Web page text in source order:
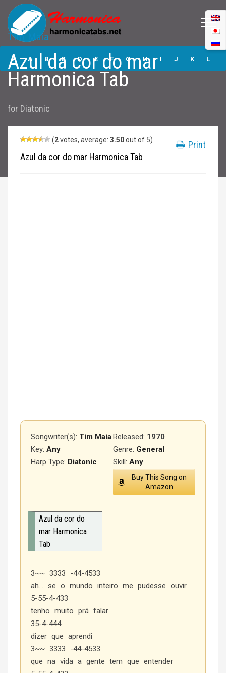
Azul da cor do
mar Harmonica
Tabs
# A B C D E F G H I J K L
M N O P Q S
Z
Tim Maia
Azul da cor do mar
Harmonica Tab
for Diatonic
(2votes, average: 3.50out of 5)
Azul da cor do mar Harmonica Tab
Print
Songwriter(s): Tim MaiaReleased: 1970
Genre: General
Key: Any
Harp Type: Diatonic Skill: Any
Buy This Song on
Amazon
Azul da cor do
mar Harmonica
Tab
3~~ 3333 -44-4533
ah… se o mundo inteiro me pudesse ouvir
5-55-4-433
tenho muito prá falar
35-4-444
dizer que aprendi
3~~ 3333 -44-4533
que na vida a gente tem que entender